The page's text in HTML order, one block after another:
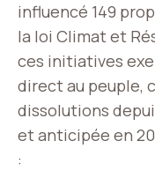
influencé 149
la loi Climat et
ces initiatives
direct au peuple,
dissolutions depuis
et anticipée en
: